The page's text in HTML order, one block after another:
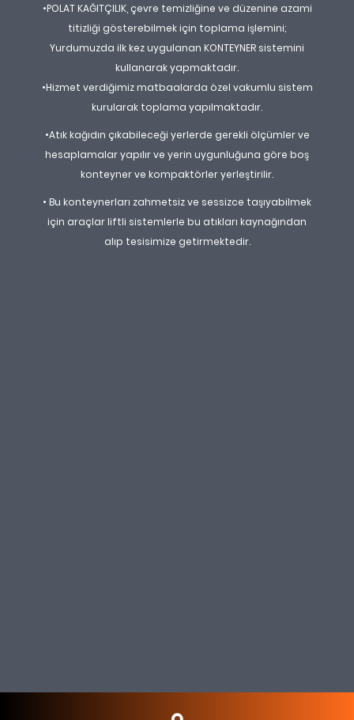
•POLAT KAĞITÇILIK, çevre temizliğine ve düzenine azami
titizliği gösterebilmek için toplama işlemini;
Yurdumuzda ilk kez uygulanan KONTEYNER sistemini
kullanarak yapmaktadır.
•Hizmet verdiğimiz matbaalarda özel vakumlu sistem
kurularak toplama yapılmaktadır.
•Atık kağıdın çıkabileceği yerlerde gerekli ölçümler ve
hesaplamalar yapılır ve yerin uygunluğuna göre boş
konteyner ve kompaktörler yerleştirilir.
• Bu konteynerları zahmetsiz ve sessizce taşıyabilmek
için araçlar liftli sistemlerle bu atıkları kaynağından
alıp tesisimize getirmektedir.